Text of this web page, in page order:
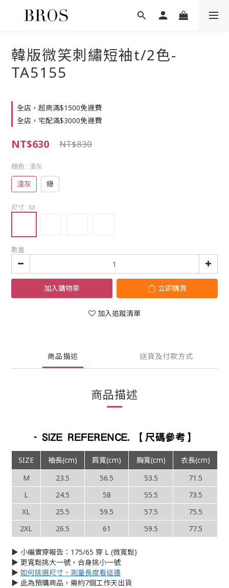
韓版微笑刺繡短袖t/2色-
TA5155
全店，超商滿$1500免運費
全店，宅配滿$3000免運費
NT$630 NT$830
顏色 : 淺灰
淺灰 綠
尺寸 : M
數量
加入購物車 立即購買
加入追蹤清單
商品描述 送貨及付款方式
商品描述
SIZE 袖長(cm) 肩寬(cm) 胸寬(cm)
衣長(cm)
M
23.5 56.5 53.5
71.5
L
24.5 58 55.5
73.5
XL
25.5 59.5 57.5
75.5
2XL
26.5 61 59.5 77.5
▶︎ 小編實穿報告：175/65 穿 L (微寬鬆)
▶︎ 更寬鬆挑大一號，合身挑小一號
▶︎ 如何挑選尺寸、測量長度看這邊
▶︎ 此為預購商品，需約7個工作天出貨